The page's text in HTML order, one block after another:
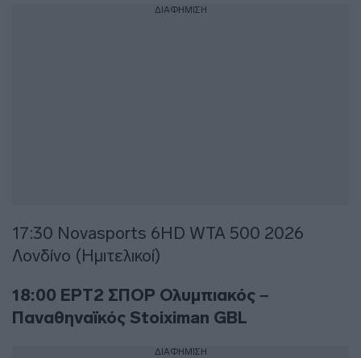
ΔΙΑΦΗΜΙΣΗ
17:30 Novasports 6HD WTA 500 2026
Λονδίνο (Ημιτελικοί)
18:00 ΕΡΤ2 ΣΠΟΡ Ολυμπιακός –
Παναθηναϊκός Stoiximan GBL
ΔΙΑΦΗΜΙΣΗ